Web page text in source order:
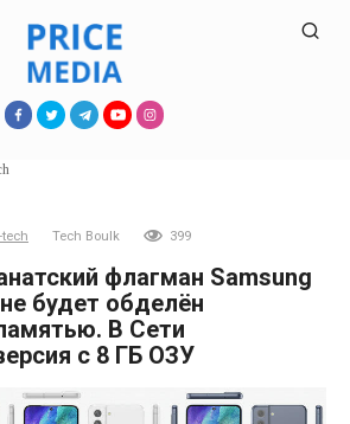
tech Tech Boulk 399
флагман Samsung
будет обделён
В Сети
с 8 ГБ ОЗУ